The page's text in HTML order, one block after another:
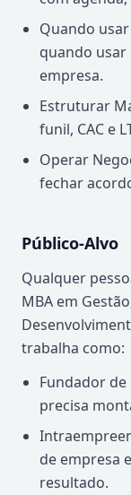
Quando
quando
empresa.
Estruturar
funil, CAC e
Operar
fechar
Público-Alvo
Qualquer
MBA em
trabalha como:
Fundador
precisa
de empresa
resultado.